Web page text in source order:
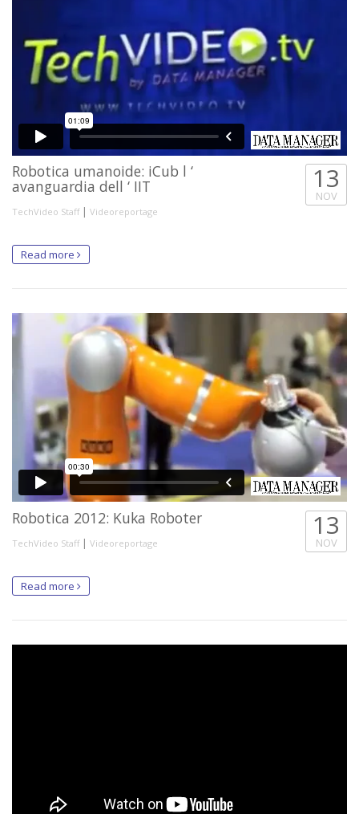
Robotica umanoide: iCub l ‘
avanguardia dell ‘ IIT
TechVideo Staff | Videoreportage
13
NOV
Read more
Robotica 2012: Kuka Roboter
TechVideo Staff | Videoreportage
13
NOV
Read more